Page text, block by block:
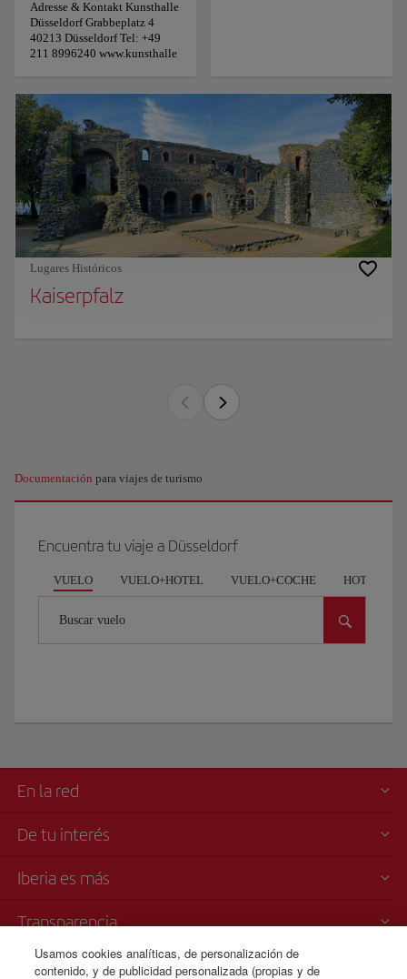
Adresse & Kontakt Kunsthalle
Düsseldorf Grabbeplatz 4
40213 Düsseldorf Tel: +49
211 8996240 www.kunsthalle
Lugares Históricos
Kaiserpfalz
Documentación para viajes de turismo
Encuentra tu viaje a Düsseldorf
VUELO VUELO+HOTEL VUELO+COCHE HOTEL
Buscar vuelo
En la red
De tu interés
Iberia es más
Transparencia
Venta telefónica
Usamos cookies analíticas, de personalización de
contenido, y de publicidad personalizada (propias y de